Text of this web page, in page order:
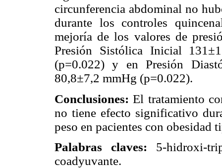
circunferencia abdominal no
durante los controles
mejoría de los valores de
Presión Sistólica Inicial
(p=0.022) y en Presión
80,8±7,2 mmHg (p=0.022).
Conclusiones: El tratamiento
no tiene efecto significativo
peso en pacientes con obesidad
Palabras claves: 5-hidroxi-
coadyuvante.